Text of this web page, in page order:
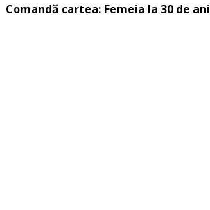
Comandă cartea: Femeia la 30 de ani